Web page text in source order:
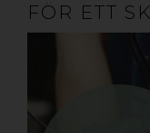
FÖR ETT